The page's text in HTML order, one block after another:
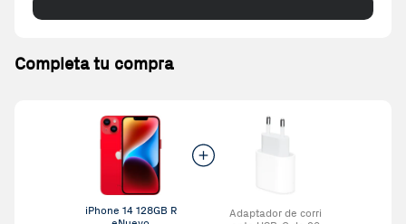
Completa tu compra
iPhone 14 128GB R
Adaptador de corri